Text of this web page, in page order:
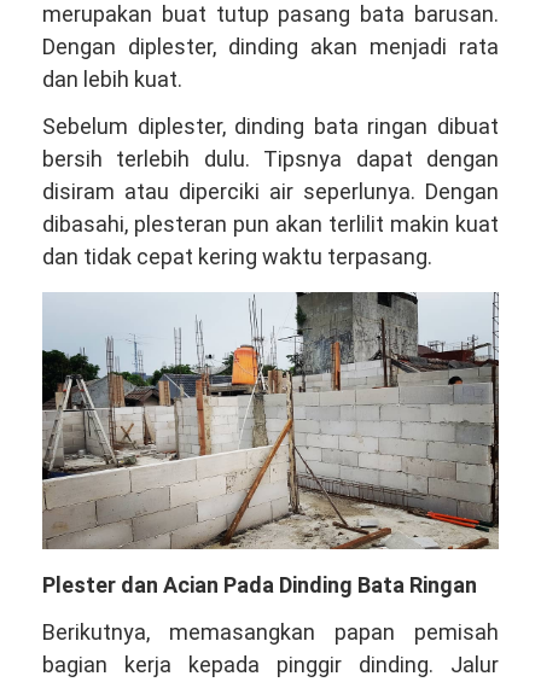
merupakan buat tutup pasang bata barusan.
Dengan diplester, dinding akan menjadi rata
dan lebih kuat.
Sebelum diplester, dinding bata ringan dibuat
bersih terlebih dulu. Tipsnya dapat dengan
disiram atau diperciki air seperlunya. Dengan
dibasahi, plesteran pun akan terlilit makin kuat
dan tidak cepat kering waktu terpasang.
Plester dan Acian Pada Dinding Bata Ringan
Berikutnya, memasangkan papan pemisah
bagian kerja kepada pinggir dinding. Jalur